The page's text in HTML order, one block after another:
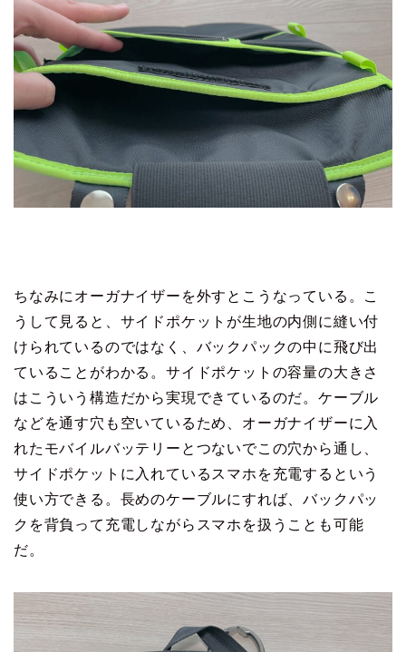
ちなみにオーガナイザーを外すとこうなっている。こ
うして見ると、サイドポケットが生地の内側に縫い付
けられているのではなく、バックパックの中に飛び出
ていることがわかる。サイドポケットの容量の大きさ
はこういう構造だから実現できているのだ。ケーブル
などを通す穴も空いているため、オーガナイザーに入
れたモバイルバッテリーとつないでこの穴から通し、
サイドポケットに入れているスマホを充電するという
使い方できる。長めのケーブルにすれば、バックパッ
クを背負って充電しながらスマホを扱うことも可能
だ。